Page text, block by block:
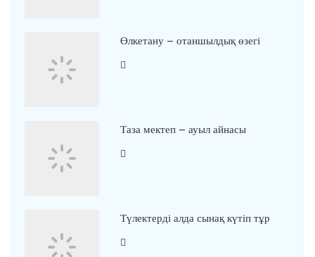
Өлкетану – отаншылдық өзегі
Таза мектеп – ауыл айнасы
Түлектерді алда сынақ күтіп тұр